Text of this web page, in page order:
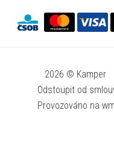
2026 © Kamper
Odstoupit od
Provozováno na